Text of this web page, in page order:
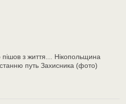
з життя… Нікопольщина
путь Захисника (фото)